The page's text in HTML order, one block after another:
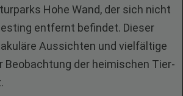
Hohe Wand, der sich nicht
entfernt befindet. Dieser
Aussichten und vielfältige
Beobachtung der heimischen Tier-